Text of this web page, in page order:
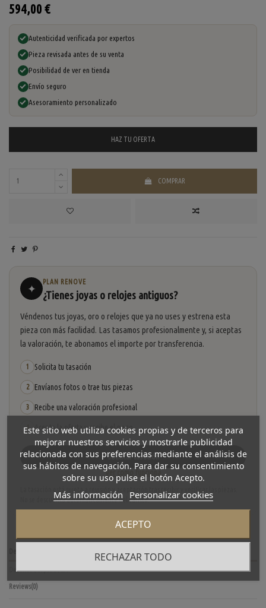
594,00 €
Autenticidad verificada por expertos
Pieza revisada antes de su venta
Posibilidad de ver en tienda
Envío seguro
Asesoramiento personalizado
HAZ TU OFERTA
COMPRAR
✦
PLAN RENOVE
¿Tienes joyas o relojes antiguos?
Véndenos tus joyas, oro o relojes que ya no uses y estrena esta
pieza con más facilidad. Las tasamos profesionalmente y, si aceptas
la valoración, te abonamos el importe por transferencia.
1 Solicita tu tasación
2 Envíanos fotos o trae tus piezas
3 Recibe una valoración profesional
4 Acepta la oferta y recibe el pago
Solicitar tasación
Ver cómo funciona
La tasación está sujeta a revisión y aceptación tras recibir y verificar las piezas.
No se descuenta automáticamente del carrito.
Detalles del producto
Reviews(0)
Este sitio web utiliza cookies propias y de terceros para
mejorar nuestros servicios y mostrarle publicidad
relacionada con sus preferencias mediante el análisis de
sus hábitos de navegación. Para dar su consentimiento
sobre su uso pulse el botón Acepto.
Más información Personalizar cookies
RECHAZAR TODO
ACEPTO